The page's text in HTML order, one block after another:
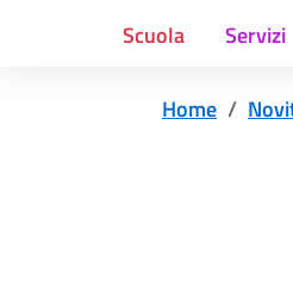
Scuola Servizi
Home